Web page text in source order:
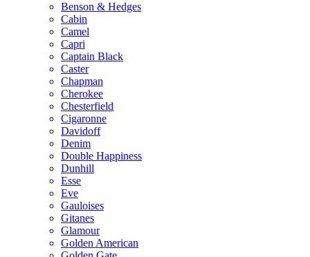
Benson & Hedges
Cabin
Camel
Capri
Captain Black
Caster
Chapman
Cherokee
Chesterfield
Cigaronne
Davidoff
Denim
Double Happiness
Dunhill
Esse
Eve
Gauloises
Gitanes
Glamour
Golden American